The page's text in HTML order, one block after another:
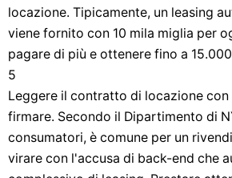
locazione. Tipicamente, un leasing
viene fornito con 10 mila miglia per
pagare di più e ottenere fino a
5
Leggere il contratto di locazione
firmare. Secondo il Dipartimento di
consumatori, è comune per un
virare con l'accusa di back-end che